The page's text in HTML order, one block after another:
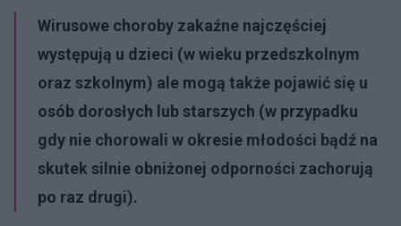
Wirusowe choroby zakaźne najczęściej
występują u dzieci (w wieku przedszkolnym
oraz szkolnym) ale mogą także pojawić się u
osób dorosłych lub starszych (w przypadku
gdy nie chorowali w okresie młodości bądź na
skutek silnie obniżonej odporności zachorują
po raz drugi).